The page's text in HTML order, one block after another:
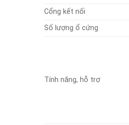
Cổng kết nối
Số lượng ổ cứng
Tính năng, hỗ trợ